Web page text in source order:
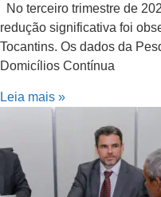
No terceiro trimestre de
redução significativa foi
Tocantins. Os dados da
Domicílios Contínua
Leia mais »